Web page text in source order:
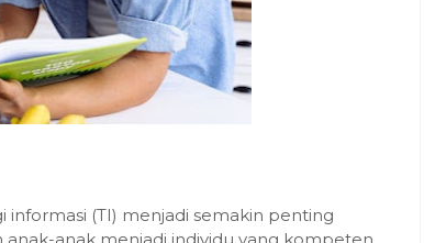
informasi (TI) menjadi semakin penting